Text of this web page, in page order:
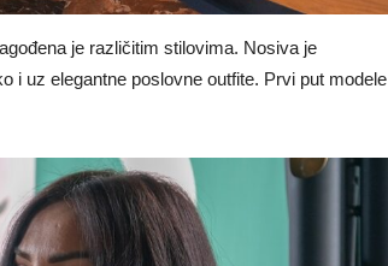
je različitim stilovima. Nosiva je
i uz elegantne poslovne outfite. Prvi put modele